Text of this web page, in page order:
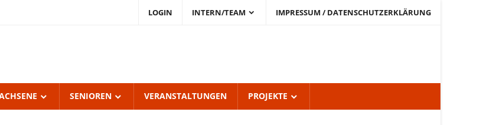
LOGIN INTERN/TEAM IMPRESSUM / DATENSCHUTZERKLÄRUNG
SENIOREN VERANSTALTUNGEN PROJEKTE